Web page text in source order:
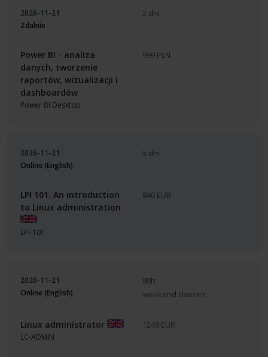
2026-11-21
Zdalnie
Power BI - analiza
danych, tworzenie
raportów, wizualizacji i
dashboardów
Power BI Desktop
2 dni
999 PLN
2026-11-21
Online (English)
LPI 101. An introduction
to Linux administration
LPI-101
5 dni
840 EUR
2026-11-21
Online (English)
Linux administrator
LC-ADMIN
80h
weekend classes
1249 EUR